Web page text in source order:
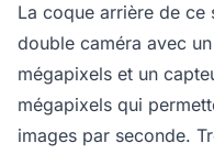
La coque arrière de ce
double caméra avec
mégapixels et un
mégapixels qui
images par seconde.